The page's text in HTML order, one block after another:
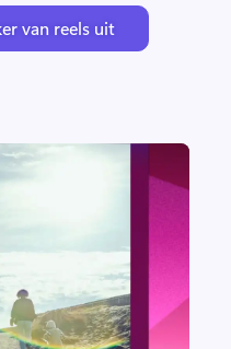
van reels uit